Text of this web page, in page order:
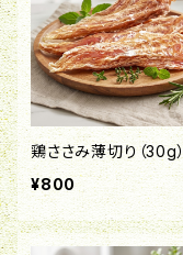
鶏ささみ薄切り（30g）
¥800